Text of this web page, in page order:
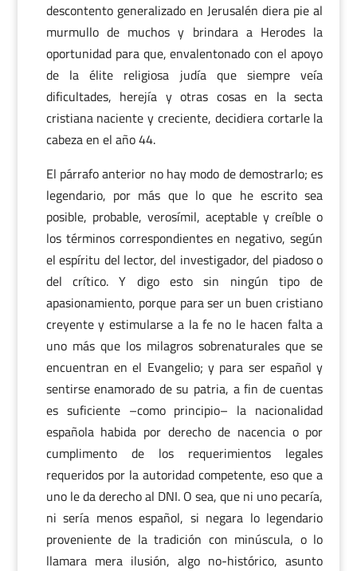
descontento generalizado en Jerusalén diera pie al
murmullo de muchos y brindara a Herodes la
oportunidad para que, envalentonado con el apoyo
de la élite religiosa judía que siempre veía
dificultades, herejía y otras cosas en la secta
cristiana naciente y creciente, decidiera cortarle la
cabeza en el año 44.
El párrafo anterior no hay modo de demostrarlo; es
legendario, por más que lo que he escrito sea
posible, probable, verosímil, aceptable y creíble o
los términos correspondientes en negativo, según
el espíritu del lector, del investigador, del piadoso o
del crítico. Y digo esto sin ningún tipo de
apasionamiento, porque para ser un buen cristiano
creyente y estimularse a la fe no le hacen falta a
uno más que los milagros sobrenaturales que se
encuentran en el Evangelio; y para ser español y
sentirse enamorado de su patria, a fin de cuentas
es suficiente –como principio– la nacionalidad
española habida por derecho de nacencia o por
cumplimento de los requerimientos legales
requeridos por la autoridad competente, eso que a
uno le da derecho al DNI. O sea, que ni uno pecaría,
ni sería menos español, si negara lo legendario
proveniente de la tradición con minúscula, o lo
llamara mera ilusión, algo no-histórico, asunto